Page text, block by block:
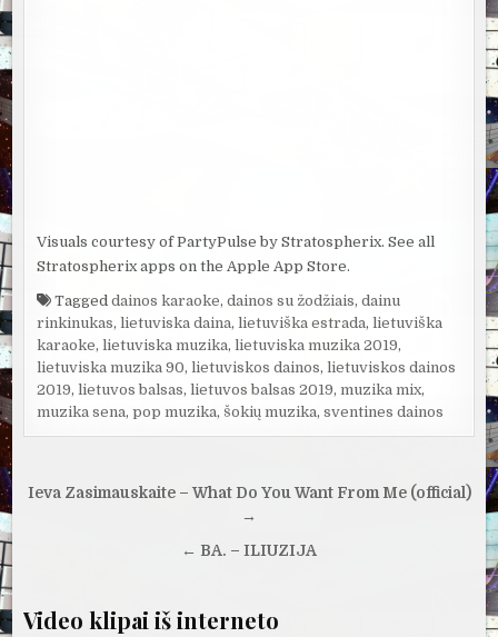
Visuals courtesy of PartyPulse by Stratospherix. See all
Stratospherix apps on the Apple App Store.
Taggeddainos karaoke,dainos su žodžiais,dainu
rinkinukas,lietuviska daina,lietuviška estrada,lietuviška
karaoke,lietuviska muzika,lietuviska muzika 2019,
lietuviska muzika 90,lietuviskos dainos,lietuviskos dainos
2019,lietuvos balsas,lietuvos balsas 2019,muzika mix,
muzika sena,pop muzika, šokių muzika,sventines dainos
Navigacija
Ieva Zasimauskaite – What Do You Want From Me (official)
→
← BA. – ILIUZIJA
Video klipai iš interneto